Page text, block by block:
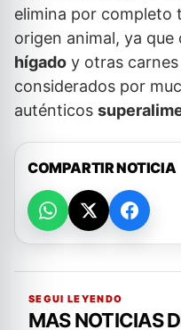
elimina por completo
origen animal, ya
hígado y otras
considerados por
auténticos
COMPARTIR NOTICIA
SEGUI LEYENDO
MAS NOTICIAS